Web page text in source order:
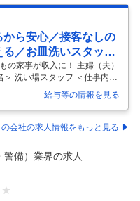
ら安心／接客なしの
／お皿洗いスタッフ
の家事が収入に！ 主婦（夫）
＞ 洗い場スタッフ ＜仕事内容
ラリーなどの洗浄業務をお任
給与＞ 時給1,230円以上 ＜
＜雇用形態＞ アルバイト・
盤あり★ 未経験の方でも安
ル世代が多数活躍中！ お店
給与等の情報を見る
の会社の求人情報をもっと見る
備）業界の求人